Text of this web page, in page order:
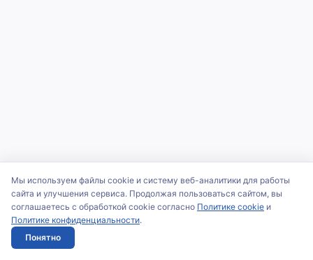
Мы используем файлы cookie и систему веб-аналитики для работы
сайта и улучшения сервиса. Продолжая пользоваться сайтом, вы
соглашаетесь с обработкой cookie согласно Политике cookie и
Политике конфиденциальности.
Понятно